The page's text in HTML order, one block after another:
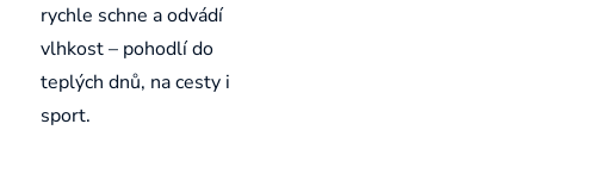
rychle schne a odvádí
vlhkost – pohodlí do
teplých dnů, na cesty i
sport.